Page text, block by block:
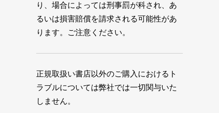
り、場合によっては刑事罰が科され、あ
るいは損害賠償を請求される可能性があ
ります。ご注意ください。
正規取扱い書店以外のご購入におけるト
ラブルについては弊社では一切関与いた
しません。